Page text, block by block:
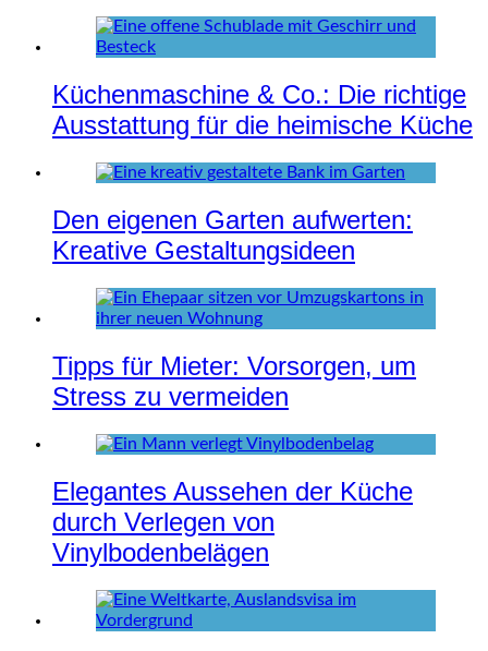
Küchenmaschine & Co.: Die richtige
Ausstattung für die heimische Küche
Den eigenen Garten aufwerten:
Kreative Gestaltungsideen
Tipps für Mieter: Vorsorgen, um
Stress zu vermeiden
Elegantes Aussehen der Küche
durch Verlegen von
Vinylbodenbelägen